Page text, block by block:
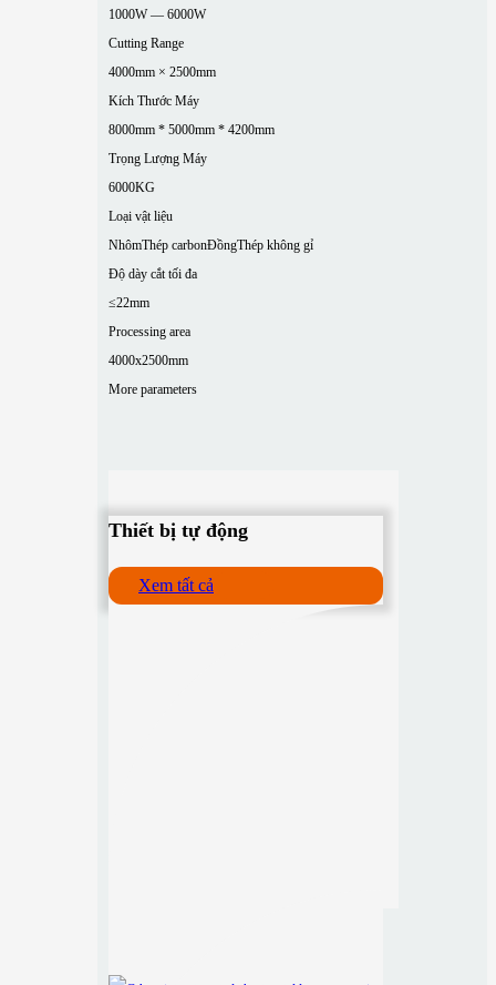
1000W — 6000W
Cutting Range
4000mm × 2500mm
Kích Thước Máy
8000mm * 5000mm * 4200mm
Trọng Lượng Máy
6000KG
Loại vật liệu
NhômThép carbonĐồngThép không gỉ
Độ dày cắt tối đa
≤22mm
Processing area
4000x2500mm
More parameters
Thiết bị tự động
Xem tất cả